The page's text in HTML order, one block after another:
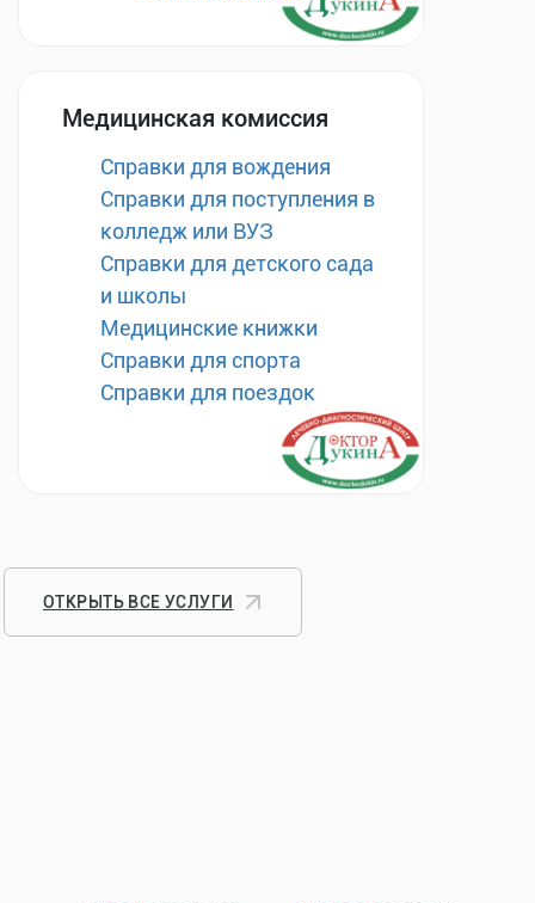
Медицинская комиссия
Справки для вождения
Справки для поступления в
колледж или ВУЗ
Справки для детского сада
и школы
Медицинские книжки
Справки для спорта
Справки для поездок
ОТКРЫТЬ ВСЕ УСЛУГИ